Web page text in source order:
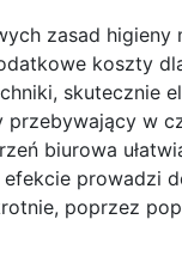
zasad
koszty
skutecznie
przebywający w
biurowa
prowadzi
poprzez